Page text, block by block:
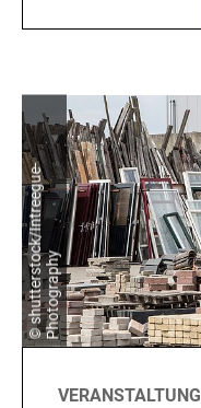
©
s
h
u
t
t
e
r
s
t
o
c
k
/
I
n
t
r
e
e
g
u
e
-
P
h
o
t
o
g
r
a
p
hy
VERANSTALTUNG